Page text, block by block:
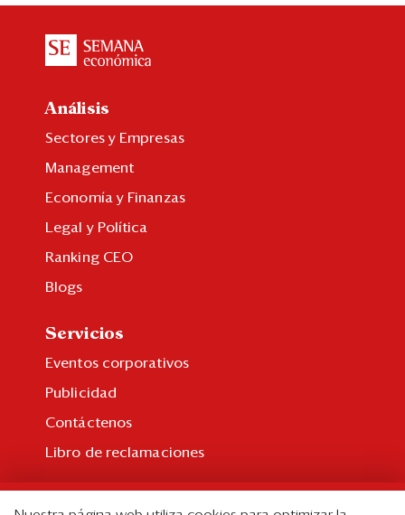
Análisis
Sectores y Empresas
Management
Economía y Finanzas
Legal y Política
Ranking CEO
Blogs
Servicios
Eventos corporativos
Publicidad
Contáctenos
Libro de reclamaciones